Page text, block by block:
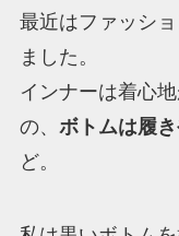
最近はファッシ
ました。
インナーは着心
の、 ボトムは履
ど。